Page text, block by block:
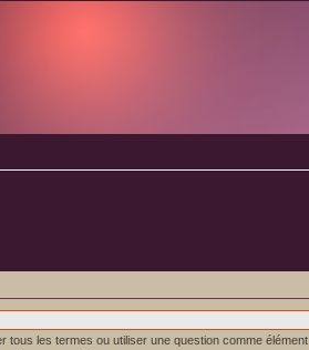
tous les termes ou utiliser une question comme élément